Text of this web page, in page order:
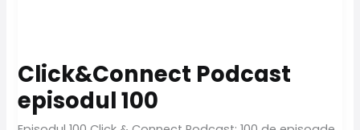
Click&Connect Podcast
episodul 100